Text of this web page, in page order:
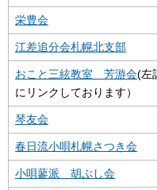
栄豊会
江差追分会札幌北支部
おこと三絃教室 芳游会(左
にリンクしております）
琴友会
春日流小唄札幌さつき会
小唄蓼派 胡ぶし会